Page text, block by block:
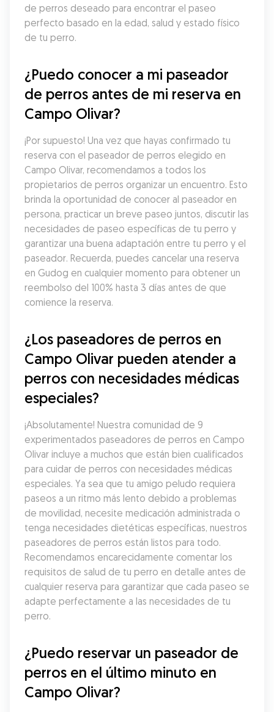
de perros deseado para encontrar el paseo
perfecto basado en la edad, salud y estado físico
de tu perro.
¿Puedo conocer a mi paseador
de perros antes de mi reserva en
Campo Olivar?
¡Por supuesto! Una vez que hayas confirmado tu
reserva con el paseador de perros elegido en
Campo Olivar, recomendamos a todos los
propietarios de perros organizar un encuentro. Esto
brinda la oportunidad de conocer al paseador en
persona, practicar un breve paseo juntos, discutir las
necesidades de paseo específicas de tu perro y
garantizar una buena adaptación entre tu perro y el
paseador. Recuerda, puedes cancelar una reserva
en Gudog en cualquier momento para obtener un
reembolso del 100% hasta 3 días antes de que
comience la reserva.
¿Los paseadores de perros en
Campo Olivar pueden atender a
perros con necesidades médicas
especiales?
¡Absolutamente! Nuestra comunidad de 9
experimentados paseadores de perros en Campo
Olivar incluye a muchos que están bien cualificados
para cuidar de perros con necesidades médicas
especiales. Ya sea que tu amigo peludo requiera
paseos a un ritmo más lento debido a problemas
de movilidad, necesite medicación administrada o
tenga necesidades dietéticas específicas, nuestros
paseadores de perros están listos para todo.
Recomendamos encarecidamente comentar los
requisitos de salud de tu perro en detalle antes de
cualquier reserva para garantizar que cada paseo se
adapte perfectamente a las necesidades de tu
perro.
¿Puedo reservar un paseador de
perros en el último minuto en
Campo Olivar?